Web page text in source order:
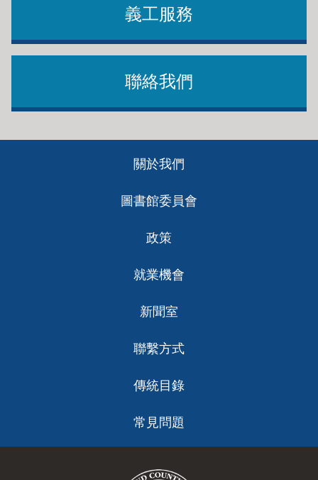
義工服務
聯絡我們
關於我們
圖書館委員會
政策
就業機會
新聞室
聯繫方式
傳統目錄
常見問題